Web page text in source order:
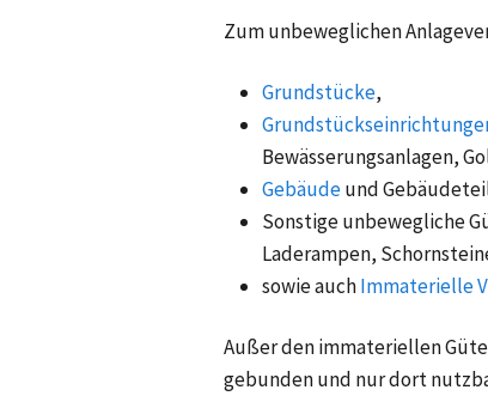
Zum unbeweglichen
Grundstücke,
Bewässerungsanlagen,
Gebäudeund
Sonstige unbewegliche
Laderampen,
sowie auchImmaterielle
Außer den immateriellen
gebunden und nur dort